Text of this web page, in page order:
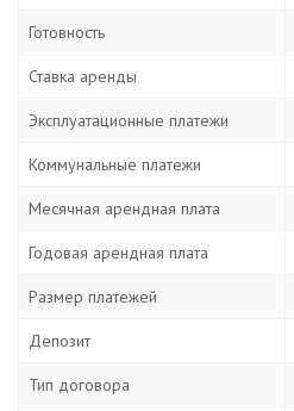
Готовность
Ставка аренды
Эксплуатационные платежи
Коммунальные платежи
Месячная арендная плата
Годовая арендная плата
Размер платежей
Депозит
Тип договора